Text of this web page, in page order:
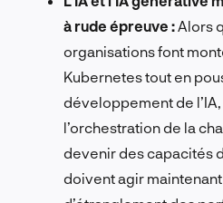
à rude épreuve : Alors
organisations font
Kubernetes tout en
développement de
l’orchestration de la
devenir des capacités
doivent agir